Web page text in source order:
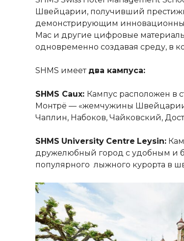
Швейцарии, получивший
демонстрирующим
Mac и другие цифровые
одновременно создавая среду, в
SHMS имеет два кампуса:
SHMS Caux: Кампус расположен в
Монтрё — «жемчужины
Чаплин, Набоков, Чайковский,
SHMS University Centre Leysin:
дружелюбный город с удобным и
популярного лыжного курорта в